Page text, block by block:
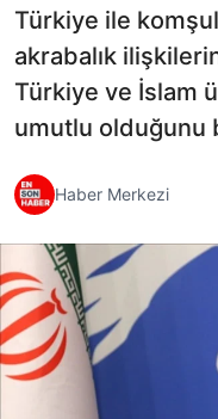
Türkiye ile
akrabalık
Türkiye ve İslam
umutlu olduğunu
Haber Merkezi